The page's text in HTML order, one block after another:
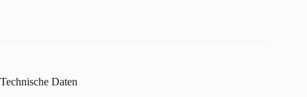
Technische Daten